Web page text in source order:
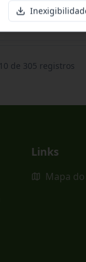
Pregrão
10 de 305 registros
Links
Mapa